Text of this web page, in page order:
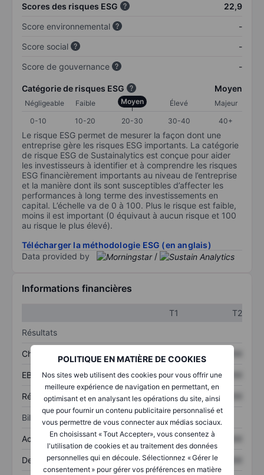
POLITIQUE EN MATIÈRE DE COOKIES
Nos sites web utilisent des cookies pour vous offrir une
meilleure expérience de navigation en permettant, en
optimisant et en analysant les opérations du site, ainsi
que pour fournir un contenu publicitaire personnalisé et
vous permettre de vous connecter aux médias sociaux.
En choisissant « Tout Accepter», vous consentez à
l'utilisation de cookies et au traitement des données
personnelles qui en découle. Sélectionnez « Gérer le
consentement » pour gérer vos préférences en matière
Scores des risques ESG
22,9
Score environnemental
-
Score social
-
Score de gouvernance
-
Catégorie de risques ESG Moyen
Négligeable Faible Moyen Élevé
Majeur
0-10
10-20 20-30 30-40 40+
Le risque ESG permet de mesurer la façon dont une
entreprise gère les risques ESG importants. La catégorie
de risque ESG de Sustainalytics est conçue pour aider
les investisseurs à identifier et à comprendre les risques
ESG financièrement importants au niveau de l’entreprise
et la manière dont ils sont susceptibles d’affecter les
performances à long terme des investissements en
capital. L’échelle va de 0 à 100. Plus le risque est faible,
moins il est important (0 équivaut à aucun risque et 100
au risque le plus élevé).
Télécharger la méthodologie ESG (en anglais)
Data provided by
/
Informations financières
T1
T2
Résultats
Chiffre d’affaires XXXXXXX
EBITDA XXXXXXX XXXXXXX
Résultat net XXXXXXX XXXXXXX
Bilan
Actifs totaux XXXXXXX XXXXXXX
Dette totale XXXXXXX XXXXXXX